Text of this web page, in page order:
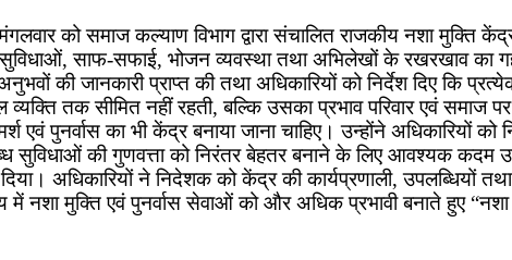
को समाज कल्याण विभाग द्वारा संचालित राजकीय नशा मुक्ति केंद्र,
सुविधाओं, साफ-सफाई, भोजन व्यवस्था तथा अभिलेखों के रखरखाव
की जानकारी प्राप्त की तथा अधिकारियों को निर्देश दिए कि
तक सीमित नहीं रहती, बल्कि उसका प्रभाव परिवार एवं समाज
पुनर्वास का भी केंद्र बनाया जाना चाहिए। उन्होंने अधिकारियों को
की गुणवत्ता को निरंतर बेहतर बनाने के लिए आवश्यक कदम
अधिकारियों ने निदेशक को केंद्र की कार्यप्रणाली, उपलब्धियों तथा
नशा मुक्ति एवं पुनर्वास सेवाओं को और अधिक प्रभावी बनाते हुए